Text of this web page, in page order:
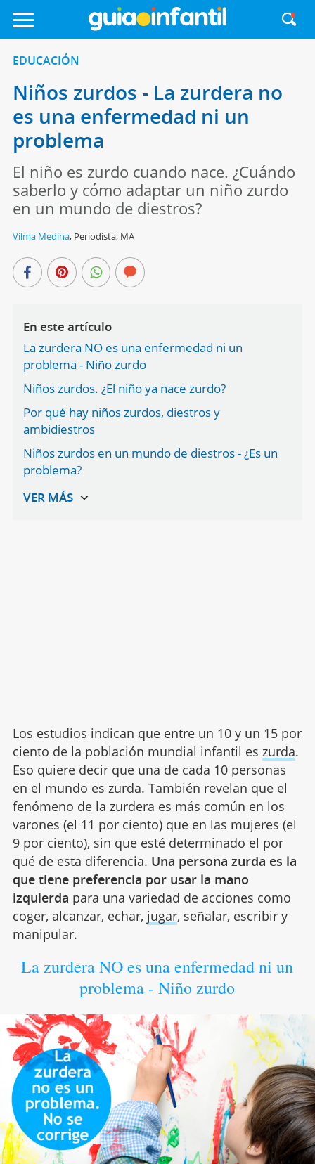
EDUCACIÓN
Niños zurdos - La zurdera no
es una enfermedad ni un
problema
El niño es zurdo cuando nace. ¿Cuándo
saberlo y cómo adaptar un niño zurdo
en un mundo de diestros?
Vilma Medina, Periodista, MA
En este artículo
La zurdera NO es una enfermedad ni un
problema - Niño zurdo
Niños zurdos. ¿El niño ya nace zurdo?
Por qué hay niños zurdos, diestros y
ambidiestros
Niños zurdos en un mundo de diestros - ¿Es un
problema?
Los estudios indican que entre un 10 y un 15 por
ciento de la población mundial infantil es zurda.
Eso quiere decir que una de cada 10 personas
en el mundo es zurda. También revelan que el
fenómeno de la zurdera es más común en los
varones (el 11 por ciento) que en las mujeres (el
9 por ciento), sin que esté determinado el por
qué de esta diferencia. Una persona zurda es la
que tiene preferencia por usar la mano
izquierda para una variedad de acciones como
coger, alcanzar, echar, jugar, señalar, escribir y
manipular.
La zurdera NO es una enfermedad ni un
problema - Niño zurdo